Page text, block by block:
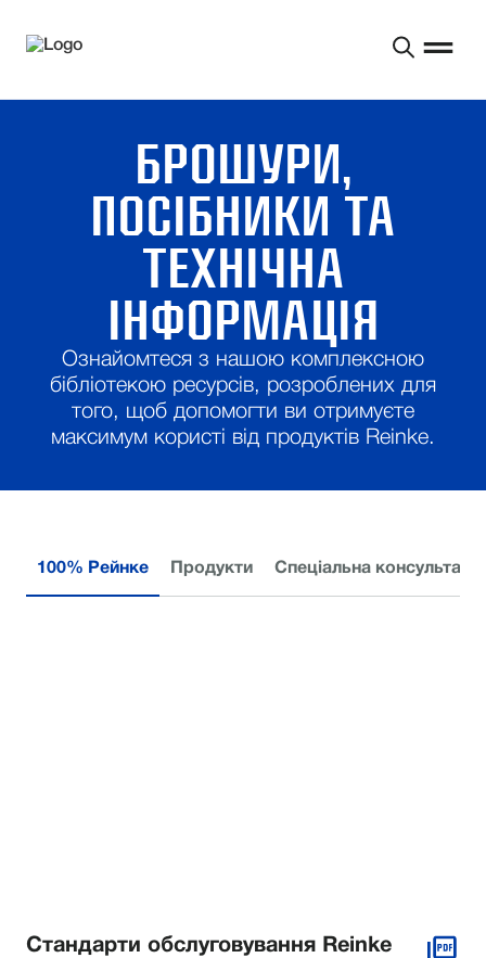
БРОШУРИ,
ПОСІБНИКИ ТА
ТЕХНІЧНА
ІНФОРМАЦІЯ
Ознайомтеся з нашою комплексною
бібліотекою ресурсів, розроблених для
того, щоб допомогти ви отримуєте
максимум користі від продуктів Reinke.
100% Рейнке Продукти Спеціальна консультація
Стандарти обслуговування Reinke